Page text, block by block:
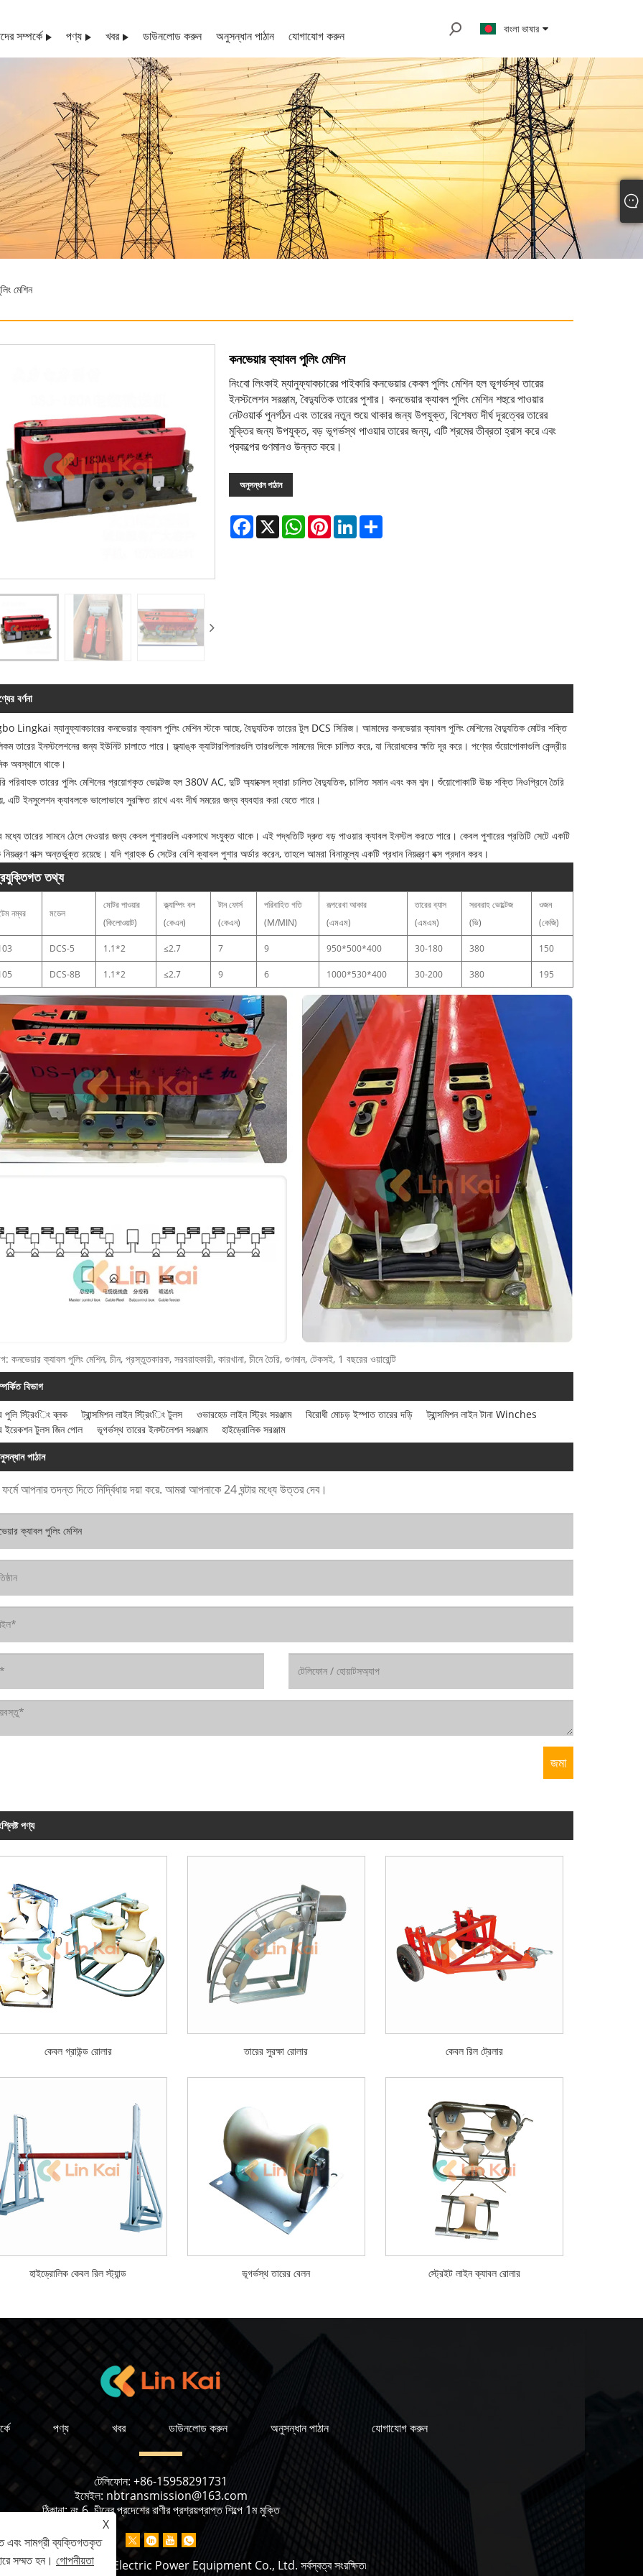
সম্পর্কে পণ্য খবর ডাউনলোড করুন অনুসন্ধান পাঠান যোগাযোগ করুন বাংলা ভাষার
মেশিন
কনভেয়ার ক্যাবল পুলিং মেশিন
নিংবো লিংকাই ম্যানুফ্যাকচারের পাইকারি কনভেয়ার কেবল পুলিং মেশিন হল ভূগর্ভস্থ তারের
ইনস্টলেশন সরঞ্জাম, বৈদ্যুতিক তারের পুশার। কনভেয়ার ক্যাবল পুলিং মেশিন শহুরে পাওয়ার
নেটওয়ার্ক পুনর্গঠন এবং তারের নতুন শুয়ে থাকার জন্য উপযুক্ত, বিশেষত দীর্ঘ দূরত্বের তারের
মুক্তির জন্য উপযুক্ত, বড় ভূগর্ভস্থ পাওয়ার তারের জন্য, এটি শ্রমের তীব্রতা হ্রাস করে এবং
প্রকল্পের গুণমানও উন্নত করে।
অনুসন্ধান পাঠান
Facebook
X WhatsAppPinterestLinkedInShare
বর্ণনা
Lingkai ম্যানুফ্যাকচারের কনভেয়ার ক্যাবল পুলিং মেশিন স্টকে আছে, বৈদ্যুতিক তারের টুল DCS সিরিজ। আমাদের কনভেয়ার ক্যাবল পুলিং মেশিনের বৈদ্যুতিক মোটর শক্তি
তারের ইনস্টলেশনের জন্য ইউনিট চালাতে পারে। ফ্ল্যাঙ্ক ক্যাটারপিলারগুলি তারগুলিকে সামনের দিকে চালিত করে, যা নিরোধকের ক্ষতি দূর করে। পণ্যের শুঁয়োপোকাগুলি কেন্দ্রীয়
অবস্থানে থাকে।
পরিবাহক তারের পুলিং মেশিনের প্রয়োগকৃত ভোল্টেজ হল 380V AC, দুটি অ্যাক্সেল দ্বারা চালিত বৈদ্যুতিক, চালিত সমান এবং কম শব্দ। শুঁয়োপোকাটি উচ্চ শক্তি নিওপ্রিনে তৈরি
এটি ইনসুলেশন ক্যাবলকে ভালোভাবে সুরক্ষিত রাখে এবং দীর্ঘ সময়ের জন্য ব্যবহার করা যেতে পারে।
মধ্যে তারের সামনে ঠেলে দেওয়ার জন্য কেবল পুশারগুলি একসাথে সংযুক্ত থাকে। এই পদ্ধতিটি দ্রুত বড় পাওয়ার ক্যাবল ইনস্টল করতে পারে। কেবল পুশারের প্রতিটি সেটে একটি
বাক্স অন্তর্ভুক্ত রয়েছে। যদি গ্রাহক 6 সেটের বেশি ক্যাবল পুশার অর্ডার করেন, তাহলে আমরা বিনামূল্যে একটি প্রধান নিয়ন্ত্রণ বক্স প্রদান করব।
তথ্য
নম্বর মডেল
মোটর পাওয়ার
(কিলোওয়াট)
ক্ল্যাম্পিং বল
(কেএন)
টান ফোর্স
(কেএন)
পরিবাহিত গতি
(M/MIN)
রূপরেখা আকার
(এমএম)
তারের ব্যাস
(এমএম)
সরবরাহ ভোল্টেজ
(ভি)
ওজন
(কেজি)
DCS-5 1.1*2 ≤2.7 7 9 950*500*400 30-180 380 150
DCS-8B 1.1*2 ≤2.7 9 6 1000*530*400 30-200 380 195
কনভেয়ার ক্যাবল পুলিং মেশিন, চীন, প্রস্তুতকারক, সরবরাহকারী, কারখানা, চীনে তৈরি, গুণমান, টেকসই, 1 বছরের ওয়ারেন্টি
বিভাগ
পুলি স্ট্রিংিং ব্লক ট্রান্সমিশন লাইন স্ট্রিংিং টুলস ওভারহেড লাইন স্ট্রিং সরঞ্জাম বিরোধী মোচড় ইস্পাত তারের দড়ি
ট্রান্সমিশন লাইন টানা Winches
ইরেকশন টুলস জিন পোল
ভূগর্ভস্থ তারের ইনস্টলেশন সরঞ্জাম হাইড্রোলিক সরঞ্জাম
পাঠান
ফর্মে আপনার তদন্ত দিতে নির্দ্বিধায় দয়া করে. আমরা আপনাকে 24 ঘন্টার মধ্যে উত্তর দেব।
পণ্য
কেবল গ্রাউন্ড রোলার তারের সুরক্ষা রোলার কেবল রিল ট্রেলার
হাইড্রোলিক কেবল রিল স্ট্যান্ড ভূগর্ভস্থ তারের বেলন স্ট্রেইট লাইন ক্যাবল রোলার
পণ্য খবর ডাউনলোড করুন অনুসন্ধান পাঠান যোগাযোগ করুন
টেলিফোন: +86-15958291731
ইমেইল: nbtransmission@163.com
ঠিকানা:নং 6, চীনের প্রদেশের রাণীর প্রশ্রয়প্রাপ্ত শিল্পে 1ম মুক্তি
2023 Ningbo Lingkai Electric Power Equipment Co., Ltd. সর্বস্বত্ব সংরক্ষিত৷
X
এবং সামগ্রী ব্যক্তিগতকৃত
সম্মত হন। গোপনীয়তা